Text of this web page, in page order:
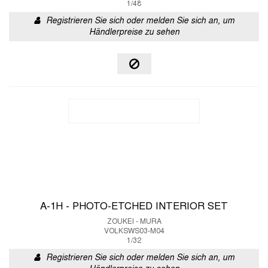
1/48
Registrieren Sie sich oder melden Sie sich an, um
Händlerpreise zu sehen
A-1H - PHOTO-ETCHED INTERIOR SET
ZOUKEI - MURA
VOLKSWS03-M04
1/32
Registrieren Sie sich oder melden Sie sich an, um